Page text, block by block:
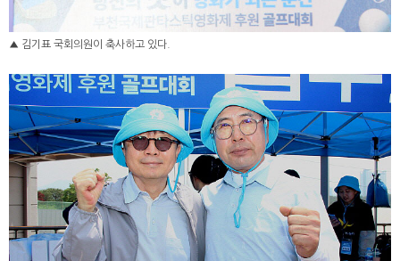
▲ 김기표 국회의원이 축사하고 있다.